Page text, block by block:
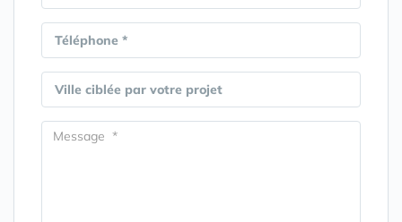
Téléphone *
Ville ciblée par votre projet